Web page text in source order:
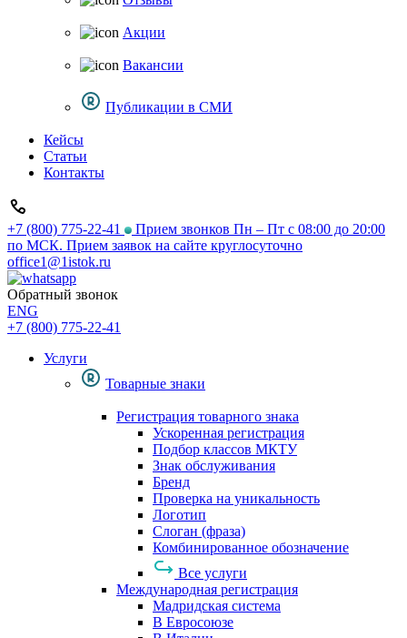
Акции
Вакансии
Публикации в СМИ
Кейсы
Статьи
Контакты
+7 (800) 775-22-41
Прием звонков Пн – Пт с 08:00 до 20:00
по МСК. Прием заявок на сайте круглосуточно
office1@1istok.ru
Обратный звонок
ENG
+7 (800) 775-22-41
Услуги
Товарные знаки
Регистрация товарного знака
Ускоренная регистрация
Подбор классов МКТУ
Знак обслуживания
Бренд
Проверка на уникальность
Логотип
Слоган (фраза)
Комбинированное обозначение
Все услуги
Международная регистрация
Мадридская система
В Евросоюзе